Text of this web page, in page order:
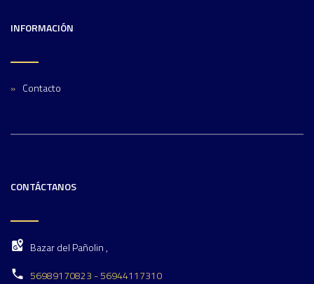
INFORMACIÓN
Contacto
CONTÁCTANOS
Bazar del Pañolin ,
56989170823 - 56944117310